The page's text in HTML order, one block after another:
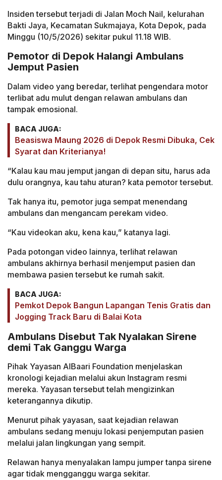
Insiden tersebut terjadi di Jalan Moch Nail, kelurahan
Bakti Jaya, Kecamatan Sukmajaya, Kota Depok, pada
Minggu (10/5/2026) sekitar pukul 11.18 WIB.
Pemotor di Depok Halangi Ambulans
Jemput Pasien
Dalam video yang beredar, terlihat pengendara motor
terlibat adu mulut dengan relawan ambulans dan
tampak emosional.
BACA JUGA:
Beasiswa Maung 2026 di Depok Resmi Dibuka, Cek
Syarat dan Kriterianya!
“Kalau kau mau jemput jangan di depan situ, harus ada
dulu orangnya, kau tahu aturan? kata pemotor tersebut.
Tak hanya itu, pemotor juga sempat menendang
ambulans dan mengancam perekam video.
“Kau videokan aku, kena kau,” katanya lagi.
Pada potongan video lainnya, terlihat relawan
ambulans akhirnya berhasil menjemput pasien dan
membawa pasien tersebut ke rumah sakit.
BACA JUGA:
Pemkot Depok Bangun Lapangan Tenis Gratis dan
Jogging Track Baru di Balai Kota
Ambulans Disebut Tak Nyalakan Sirene
demi Tak Ganggu Warga
Pihak Yayasan AlBaari Foundation menjelaskan
kronologi kejadian melalui akun Instagram resmi
mereka. Yayasan tersebut telah mengizinkan
keterangannya dikutip.
Menurut pihak yayasan, saat kejadian relawan
ambulans sedang menuju lokasi penjemputan pasien
melalui jalan lingkungan yang sempit.
Relawan hanya menyalakan lampu jumper tanpa sirene
agar tidak mengganggu warga sekitar.